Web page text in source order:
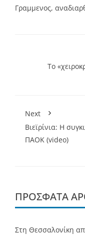
Γραμμενος,
Το
Next
Βιεϊρίνια: Η
ΠΑΟΚ (video)
ΠΡΌΣΦΑΤΑ
Στη Θεσσαλονίκη